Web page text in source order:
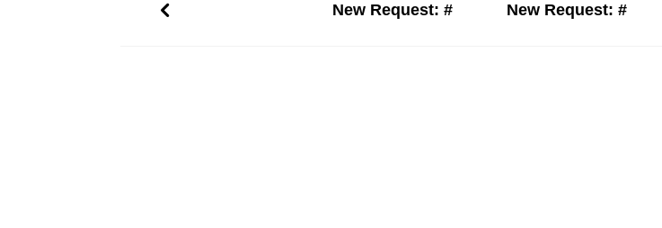
New Request: # New Request: #